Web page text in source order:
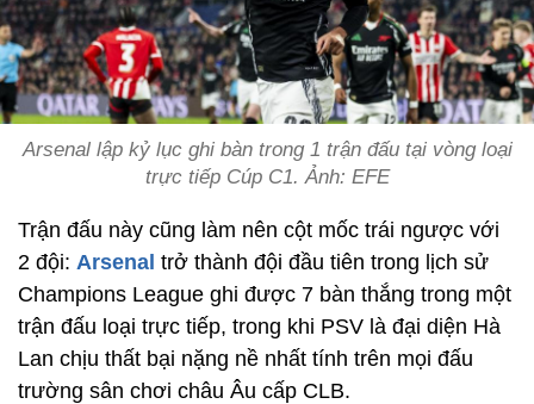
Arsenal lập kỷ lục ghi bàn trong 1 trận đấu tại vòng loại
trực tiếp Cúp C1. Ảnh: EFE
Trận đấu này cũng làm nên cột mốc trái ngược với
2 đội: Arsenal trở thành đội đầu tiên trong lịch sử
Champions League ghi được 7 bàn thắng trong một
trận đấu loại trực tiếp, trong khi PSV là đại diện Hà
Lan chịu thất bại nặng nề nhất tính trên mọi đấu
trường sân chơi châu Âu cấp CLB.